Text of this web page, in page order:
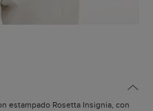
estampado Rosetta Insignia, con